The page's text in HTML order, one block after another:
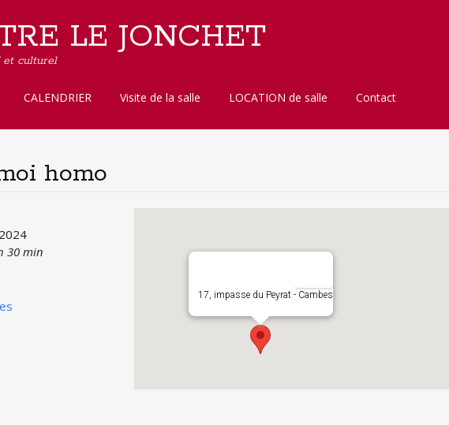
LE JONCHET
et culturel
CALENDRIER Visite de la salle LOCATION de salle Contact
homo
17, impasse du Peyrat - Cambes
30 min